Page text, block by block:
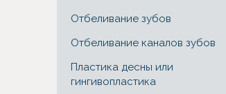
Отбеливание зубов
Отбеливание каналов зубов
Пластика десны или
гингивопластика